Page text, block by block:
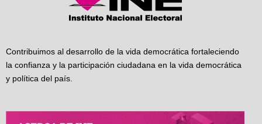
Contribuimos al desarrollo de la vida democrática fortaleciendo
la confianza y la participación ciudadana en la vida democrática
y política del país.